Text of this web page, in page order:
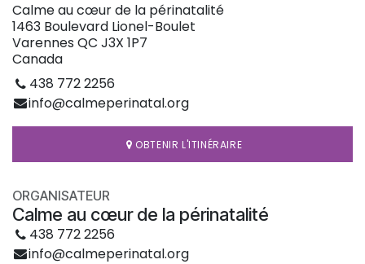
Calme au cœur de la périnatalité
1463 Boulevard Lionel-Boulet
Varennes QC J3X 1P7
Canada
438 772 2256
info@calmeperinatal.org
OBTENIR L'ITINÉRAIRE
ORGANISATEUR
Calme au cœur de la périnatalité
438 772 2256
info@calmeperinatal.org